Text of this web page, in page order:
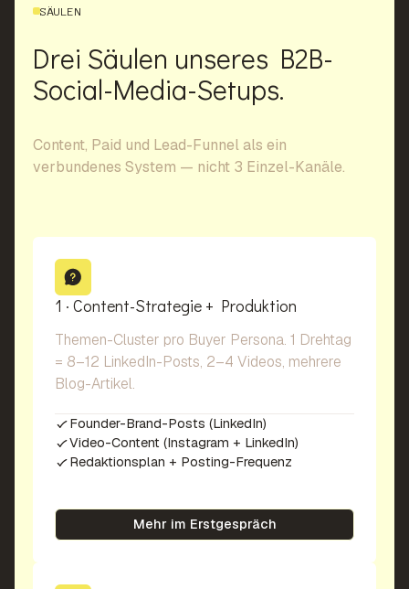
SÄULEN
Drei Säulen unseres B2B-
Social-Media-Setups.
Content, Paid und Lead-Funnel als ein
verbundenes System — nicht 3 Einzel-Kanäle.
1 · Content-Strategie + Produktion
Themen-Cluster pro Buyer Persona. 1 Drehtag
= 8–12 LinkedIn-Posts, 2–4 Videos, mehrere
Blog-Artikel.
Founder-Brand-Posts (LinkedIn)
Video-Content (Instagram + LinkedIn)
Redaktionsplan + Posting-Frequenz
Mehr im Erstgespräch